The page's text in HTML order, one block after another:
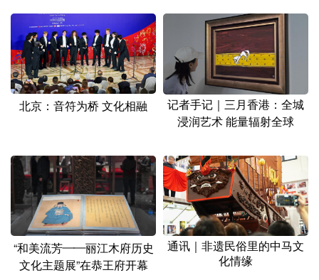
北京：音符为桥 文化相融
记者手记｜三月香港：全城
浸润艺术 能量辐射全球
“和美流芳——丽江木府历史
文化主题展”在恭王府开幕
通讯｜非遗民俗里的中马文
化情缘